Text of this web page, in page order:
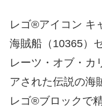
レゴ®アイコン キ
海賊船（10365）
レーツ・オブ・カ
アされた伝説の海
レゴ®ブロックで